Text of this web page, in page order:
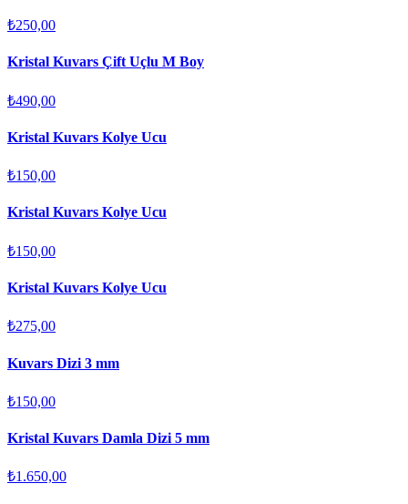
₺250,00
Kristal Kuvars Çift Uçlu M Boy
₺490,00
Kristal Kuvars Kolye Ucu
₺150,00
Kristal Kuvars Kolye Ucu
₺150,00
Kristal Kuvars Kolye Ucu
₺275,00
Kuvars Dizi 3 mm
₺150,00
Kristal Kuvars Damla Dizi 5 mm
₺1.650,00